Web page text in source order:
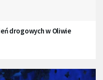
drogowych w Oliwie